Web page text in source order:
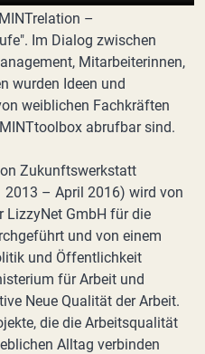
–
Im Dialog zwischen
Mitarbeiterinnen,
wurden Ideen und
weiblichen Fachkräften
abrufbar sind.
Zukunftswerkstatt
– April 2016) wird von
LizzyNet GmbH für die
und von einem
und Öffentlichkeit
für Arbeit und
Neue Qualität der Arbeit.
die die Arbeitsqualität
Alltag verbinden